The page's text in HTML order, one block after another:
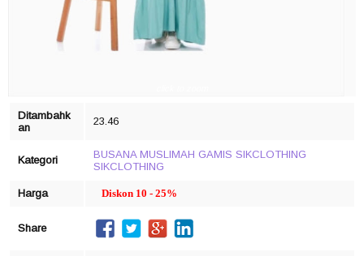
Ditambahk
an
23.46
Kategori BUSANA MUSLIMAH GAMIS SIKCLOTHING
SIKCLOTHING
Harga Diskon 10 - 25%
Share